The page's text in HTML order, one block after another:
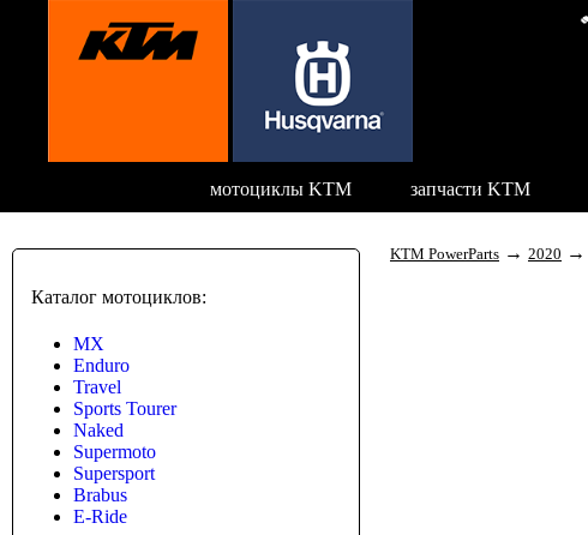
мотоциклы KTM запчасти KTM
Каталог мотоциклов:
MX
Enduro
Travel
Sports Tourer
Naked
Supermoto
Supersport
Brabus
E-Ride
KTM PowerParts → 2020 →